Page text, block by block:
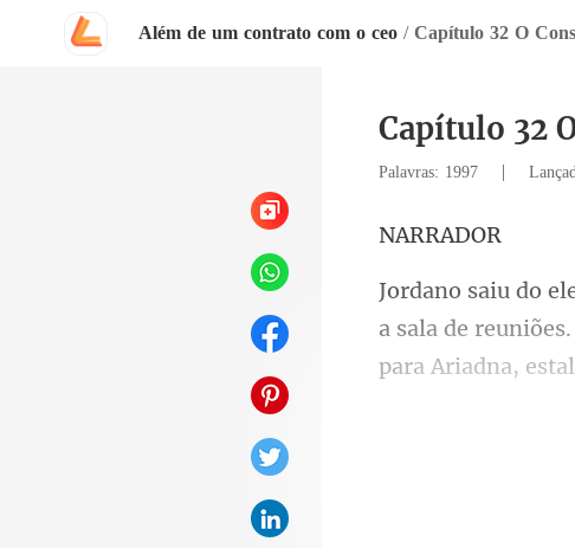
Além de um contrato com o ceo / Capítulo 32 O
Capítulo 32
Palavras: 1997 |
RAD
a sala de